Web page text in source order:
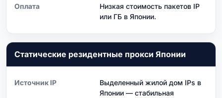
Оплата
Низкая стоимость пакетов IP
или ГБ в Японии.
Статические резидентные прокси Японии
Источник IP
Выделенный жилой дом IPs в
Японии — стабильная